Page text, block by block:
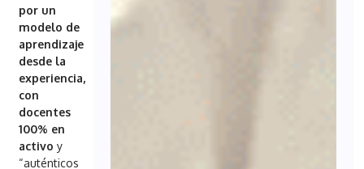
por un
modelo de
aprendizaje
desde la
experiencia,
con
docentes
100% en
activo y
“auténticos